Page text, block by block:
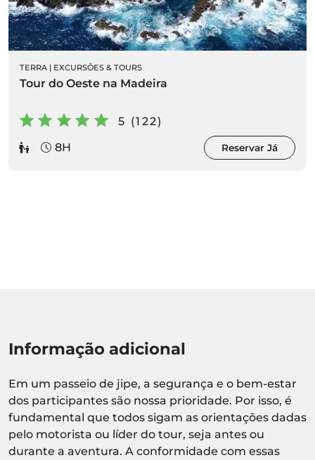
TERRA | EXCURSÕES & TOURS
Tour do Oeste na Madeira
5 (122)
8H
Reservar Já
Informação adicional
Em um passeio de jipe, a segurança e o bem-estar
dos participantes são nossa prioridade. Por isso, é
fundamental que todos sigam as orientações dadas
pelo motorista ou líder do tour, seja antes ou
durante a aventura. A conformidade com essas